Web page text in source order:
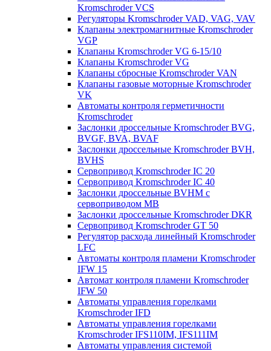
Kromschroder VCS
Регуляторы Kromschroder VAD, VAG, VAV
Клапаны электромагнитные Kromschroder
VGP
Клапаны Kromschroder VG 6-15/10
Клапаны Kromschroder VG
Клапаны сбросные Kromschroder VAN
Клапаны газовые моторные Kromschroder
VK
Автоматы контроля герметичности
Kromschroder
Заслонки дроссельные Kromschroder BVG,
BVGF, BVA, BVAF
Заслонки дроссельные Kromschroder BVH,
BVHS
Сервопривод Kromschroder IC 20
Сервопривод Kromschroder IC 40
Заслонки дроссельные BVHM с
сервоприводом МВ
Заслонки дроссельные Kromschroder DKR
Cервопривод Kromschroder GT 50
Регулятор расхода линейный Kromschroder
LFC
Автоматы контроля пламени Kromschroder
IFW 15
Автомат контроля пламени Kromschroder
IFW 50
Автоматы управления горелками
Kromschroder IFD
Автоматы управления горелками
Kromschroder IFS110IM, IFS111IM
Автоматы управления системой